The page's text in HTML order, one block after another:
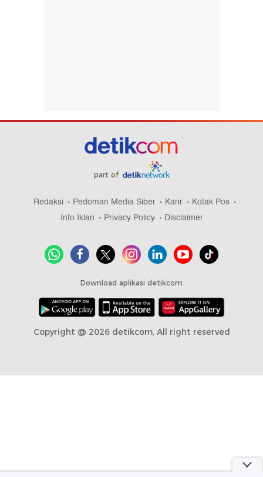
part of
Redaksi Pedoman Media Siber Karir
Kotak Pos
Info Iklan
Privacy Policy Disclaimer
Download aplikasi detikcom
Copyright @ 2026 detikcom, All right reserved